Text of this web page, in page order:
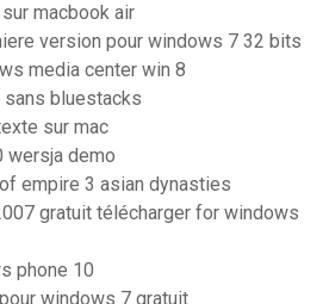
macbook air
version pour windows 7 32 bits
media center win 8
bluestacks
sur mac
wersja demo
empire 3 asian dynasties
gratuit télécharger for windows
phone 10
windows 7 gratuit